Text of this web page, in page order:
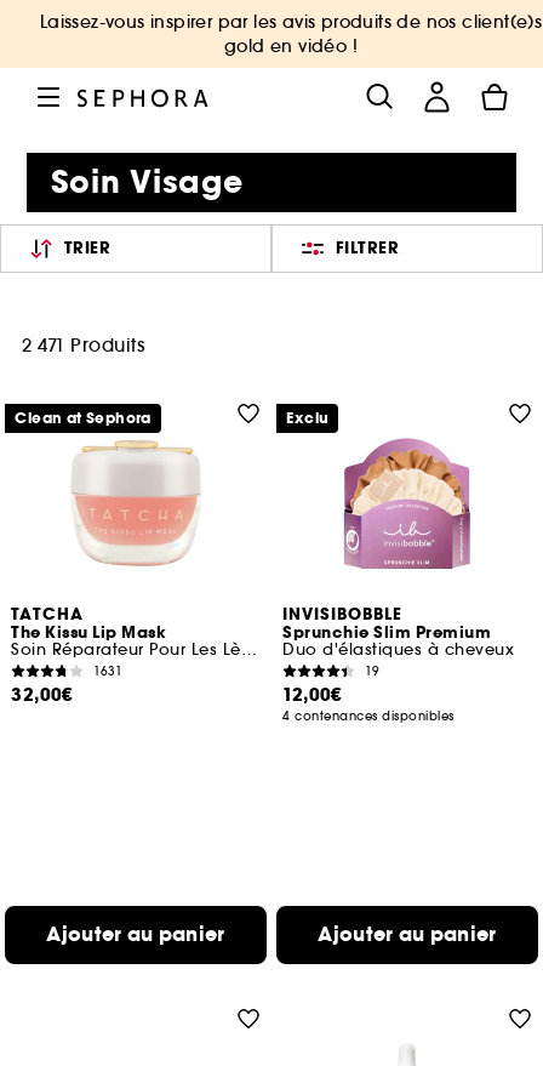
Laissez-vous inspirer par les avis produits de nos client(e)s
gold en vidéo !
Soin Visage
TRIER FILTRER
2 471 Produits
TATCHA
The Kissu Lip Mask
Soin Réparateur Pour Les Lèvres
1631
32,00€
Ajouter au panier
Clean at Sephora
INVISIBOBBLE
Sprunchie Slim Premium
Duo d'élastiques à cheveux
19
12,00€
4 contenances disponibles
Ajouter au panier
Exclu